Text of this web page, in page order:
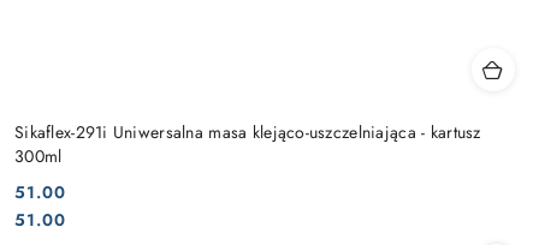
Sikaflex-291i Uniwersalna masa klejąco-uszczelniająca - kartusz
300ml
Cena:
51.00
Cena:
51.00